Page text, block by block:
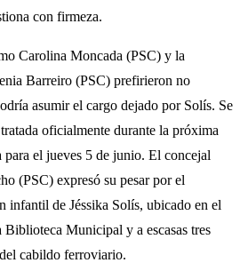
con firmeza.
Carolina Moncada (PSC) y la
Barreiro (PSC) prefirieron no
asumir el cargo dejado por Solís. Se
oficialmente durante la próxima
para el jueves 5 de junio. El concejal
(PSC) expresó su pesar por el
infantil de Jéssika Solís, ubicado en el
Municipal y a escasas tres
cabildo ferroviario.